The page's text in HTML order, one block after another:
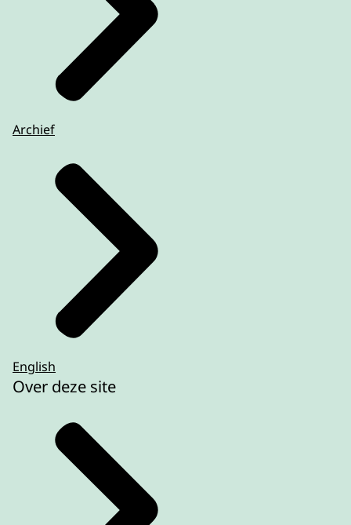
Archief
English
Over deze site